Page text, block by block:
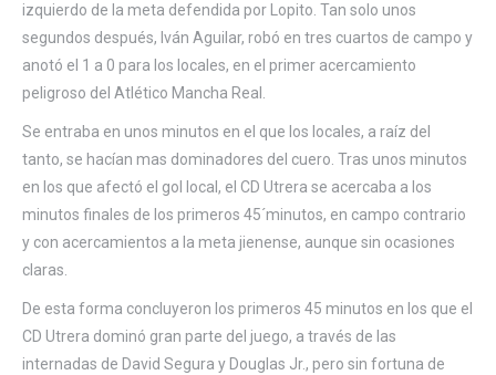
izquierdo de la meta defendida por Lopito. Tan solo unos
segundos después, Iván Aguilar, robó en tres cuartos de campo y
anotó el 1 a 0 para los locales, en el primer acercamiento
peligroso del Atlético Mancha Real.
Se entraba en unos minutos en el que los locales, a raíz del
tanto, se hacían mas dominadores del cuero. Tras unos minutos
en los que afectó el gol local, el CD Utrera se acercaba a los
minutos finales de los primeros 45´minutos, en campo contrario
y con acercamientos a la meta jienense, aunque sin ocasiones
claras.
De esta forma concluyeron los primeros 45 minutos en los que el
CD Utrera dominó gran parte del juego, a través de las
internadas de David Segura y Douglas Jr., pero sin fortuna de